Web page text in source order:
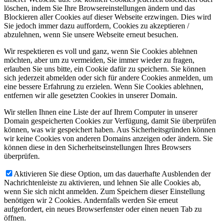
löschen, indem Sie Ihre Browsereinstellungen ändern und das
Blockieren aller Cookies auf dieser Webseite erzwingen. Dies wird
Sie jedoch immer dazu auffordern, Cookies zu akzeptieren /
abzulehnen, wenn Sie unsere Webseite erneut besuchen.
Wir respektieren es voll und ganz, wenn Sie Cookies ablehnen
möchten, aber um zu vermeiden, Sie immer wieder zu fragen,
erlauben Sie uns bitte, ein Cookie dafür zu speichern. Sie können
sich jederzeit abmelden oder sich für andere Cookies anmelden, um
eine bessere Erfahrung zu erzielen. Wenn Sie Cookies ablehnen,
entfernen wir alle gesetzten Cookies in unserer Domain.
Wir stellen Ihnen eine Liste der auf Ihrem Computer in unserer
Domain gespeicherten Cookies zur Verfügung, damit Sie überprüfen
können, was wir gespeichert haben. Aus Sicherheitsgründen können
wir keine Cookies von anderen Domains anzeigen oder ändern. Sie
können diese in den Sicherheitseinstellungen Ihres Browsers
überprüfen.
Aktivieren Sie diese Option, um das dauerhafte Ausblenden der
Nachrichtenleiste zu aktivieren, und lehnen Sie alle Cookies ab,
wenn Sie sich nicht anmelden. Zum Speichern dieser Einstellung
benötigen wir 2 Cookies. Andernfalls werden Sie erneut
aufgefordert, ein neues Browserfenster oder einen neuen Tab zu
öffnen.